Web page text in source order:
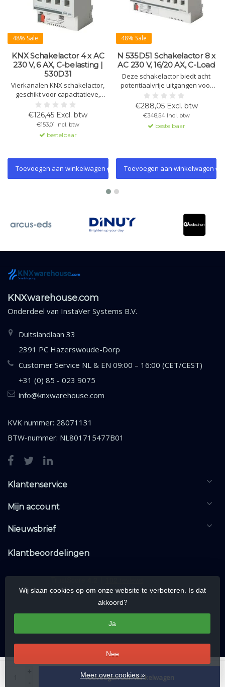
Toevoegen aan winkelwagen
48% Sale
KNX Schakelactor 4 x AC
230 V, 6 AX, C-belasting |
530D31
Vierkanalen KNX schakelactor,
geschikt voor capacitatieve,
inductieve en ohmse lasten.
Ondersteunt logische
bewerkingen, handmatige
bediening en tijdprogramma’s.
€126,45 Excl. btw
€153,01 Incl. btw
bestelbaar
Toevoegen aan winkelwagen
48% Sale
N 535D51 Schakelactor 8 x
AC 230 V, 16/20 AX, C-Load
Deze schakelactor biedt acht
potentiaalvrije uitgangen voor
het schakelen van elektrische
belastingen. Geschikt voor het
schakelen van capacitatieve,
inductieve en ohmse lasten.
Diagnostische functies en
€288,05 Excl. btw
€348,54 Incl. btw
bestelbaar
Toevoegen aan winkelwagen
KNXwarehouse.com
Onderdeel van InstaVer Systems B.V.
Duitslandlaan 33
2391 PC Hazerswoude-Dorp
Customer Service NL & EN 09:00 – 16:00 (CET/CEST)
+31 (0) 85 - 023 9075
info@knxwarehouse.com
KVK nummer: 28071131
BTW-nummer: NL801715477B01
Klantenservice
Mijn account
Nieuwsbrief
Klantbeoordelingen
Wij slaan cookies op om onze website te verbeteren. Is dat
akkoord?
Ja
Nee
Meer over cookies »
voorbehouden